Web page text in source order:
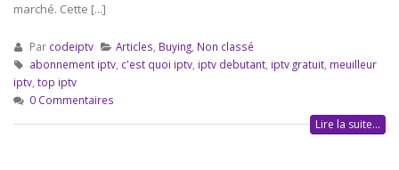
marché. Cette [...]
Par codeiptv Articles Buying Non classé
abonnement iptv, c'est quoi iptv, iptv debutant, iptv gratuit, meuilleur
iptv top iptv
0 Commentaires
Lire la suite...